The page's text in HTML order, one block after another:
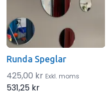
Runda Speglar
425,00 kr Exkl. moms
531,25 kr